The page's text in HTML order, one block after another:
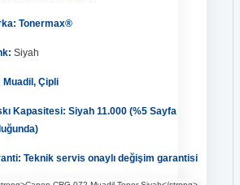
Tonermax®
Siyah
Muadil, Çipli
Kapasitesi: Siyah 11.000 (%5 Sayfa
Teknik servis onaylı değişim garantisi